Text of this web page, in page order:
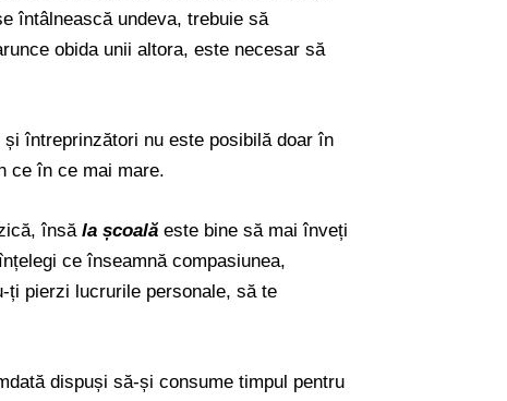
întâlnească undeva, trebuie să
obida unii altora, este necesar să
întreprinzători nu este posibilă doar în
ce în ce mai mare.
însă la școalăeste bine să mai înveți
ce înseamnă compasiunea,
ți pierzi lucrurile personale, să te
dispuși să-și consume timpul pentru